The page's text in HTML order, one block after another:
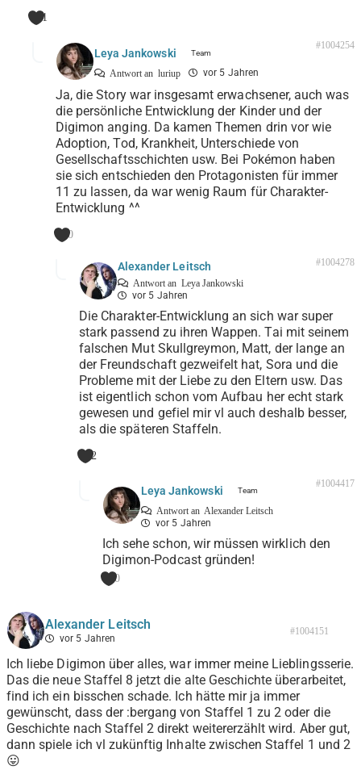
1
Leya Jankowski
Antwort an luriup vor 5 Jahren
#1004254
Ja, die Story war insgesamt erwachsener, auch was
die persönliche Entwicklung der Kinder und der
Digimon anging. Da kamen Themen drin vor wie
Adoption, Tod, Krankheit, Unterschiede von
Gesellschaftsschichten usw. Bei Pokémon haben
sie sich entschieden den Protagonisten für immer
11 zu lassen, da war wenig Raum für Charakter-
Entwicklung ^^
0
Alexander Leitsch
Antwort an Leya Jankowski
vor 5 Jahren
#1004278
Die Charakter-Entwicklung an sich war super
stark passend zu ihren Wappen. Tai mit seinem
falschen Mut Skullgreymon, Matt, der lange an
der Freundschaft gezweifelt hat, Sora und die
Probleme mit der Liebe zu den Eltern usw. Das
ist eigentlich schon vom Aufbau her echt stark
gewesen und gefiel mir vl auch deshalb besser,
als die späteren Staffeln.
2
Leya Jankowski
Antwort an Alexander Leitsch
vor 5 Jahren
#1004417
Ich sehe schon, wir müssen wirklich den
Digimon-Podcast gründen!
0
Alexander Leitsch
vor 5 Jahren
#1004151
Ich liebe Digimon über alles, war immer meine Lieblingsserie.
Das die neue Staffel 8 jetzt die alte Geschichte überarbeitet,
find ich ein bisschen schade. Ich hätte mir ja immer
gewünscht, dass der :bergang von Staffel 1 zu 2 oder die
Geschichte nach Staffel 2 direkt weitererzählt wird. Aber gut,
dann spiele ich vl zukünftig Inhalte zwischen Staffel 1 und 2
😛